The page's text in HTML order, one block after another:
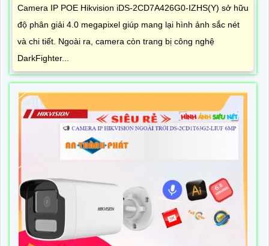
Camera IP POE Hikvision iDS-2CD7A426G0-IZHS(Y) sở hữu
độ phân giải 4.0 megapixel giúp mang lại hình ảnh sắc nét
và chi tiết. Ngoài ra, camera còn trang bị công nghệ
DarkFighter...